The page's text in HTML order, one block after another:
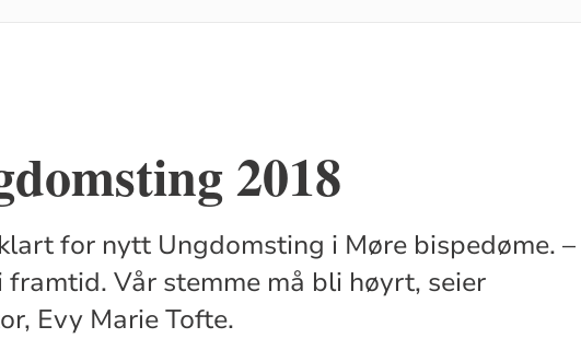
2018
for nytt Ungdomsting i Møre bispedøme. –
framtid. Vår stemme må bli høyrt, seier
Evy Marie Tofte.